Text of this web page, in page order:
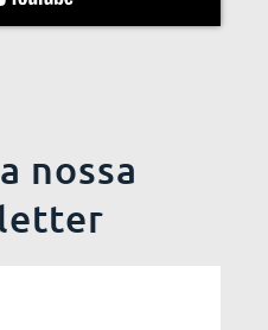
nossa